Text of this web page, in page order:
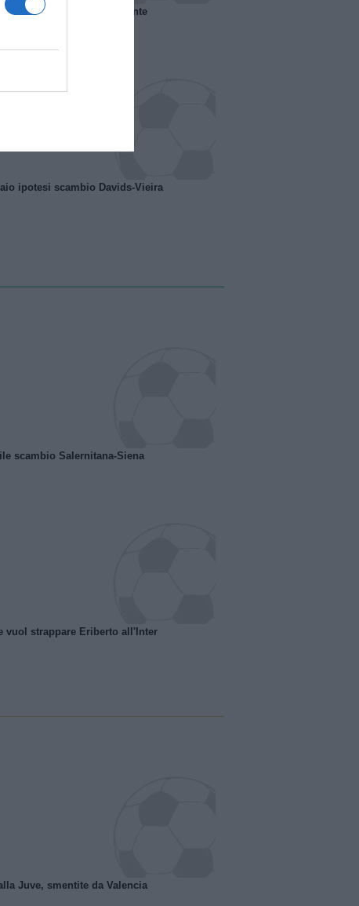
il Marsiglia senza presidente
ipotesi scambio Davids-Vieira
scambio Salernitana-Siena
vuol strappare Eriberto all'Inter
Juve, smentite da Valencia